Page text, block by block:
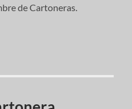
de Cartoneras.